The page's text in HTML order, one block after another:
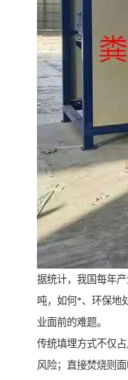
据统计，我国每年
吨，如何*、环保地
业面前的难题。
传统填埋方式不仅
风险；直接焚烧则